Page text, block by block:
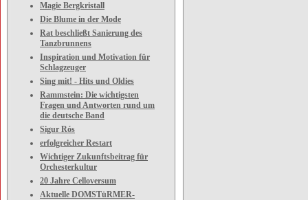
Magie Bergkristall
Die Blume in der Mode
Rat beschließt Sanierung des
Tanzbrunnens
Inspiration und Motivation für
Schlagzeuger
Sing mit! - Hits und Oldies
Rammstein: Die wichtigsten
Fragen und Antworten rund um
die deutsche Band
Sigur Rós
erfolgreicher Restart
Wichtiger Zukunftsbeitrag für
Orchesterkultur
20 Jahre Celloversum
Aktuelle DOMSTüRMER-